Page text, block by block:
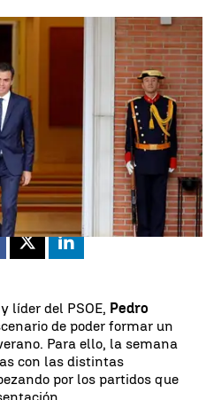
Rivera e Iglesias la próxima
Antena 3 Noticias
10:41
10:14
X Linkedin
líder del PSOE, Pedro
de poder formar un
Para ello, la semana
con las distintas
por los partidos que